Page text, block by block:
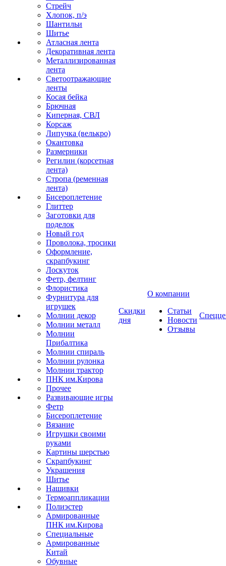
Стрейч
Хлопок, п/э
Шантильи
Шитье
Атласная лента
Декоративная лента
Металлизированная
лента
Светоотражающие
ленты
Косая бейка
Брючная
Киперная, СВЛ
Корсаж
Липучка (велькро)
Окантовка
Размерники
Регилин (корсетная
лента)
Стропа (ременная
лента)
Бисероплетение
Глиттер
Заготовки для
поделок
Новый год
Проволока, тросики
Оформление,
скрапбукинг
Лоскуток
Фетр, фелтинг
Флористика
Фурнитура для
игрушек
Молнии декор
Молнии металл
Молнии
Прибалтика
Молнии спираль
Молнии рулонка
Молнии трактор
ПНК им.Кирова
Прочее
Развивающие игры
Фетр
Бисероплетение
Вязание
Игрушки своими
руками
Картины шерстью
Скрапбукинг
Украшения
Шитье
Нашивки
Термоаппликации
Полиэстер
Армированные
ПНК им.Кирова
Специальные
Армированные
Китай
Обувные
Скидки
дня
О компании
Статьи
Новости
Отзывы